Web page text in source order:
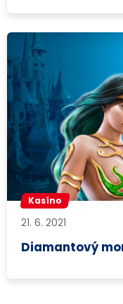
Kasíno
21. 6. 2021
Diamantový